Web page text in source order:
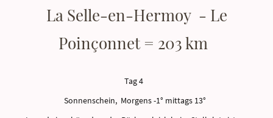
La Selle-en-Hermoy - Le
Poinçonnet = 203 km
Tag 4
Sonnenschein, Morgens -1° mittags 13°